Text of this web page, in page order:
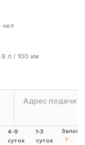
чел
л / 100 км
Адрес подачи
4-9
суток
1-3
суток
Залог
?